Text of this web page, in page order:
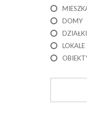
DOMY
DZIAŁKI
LOKALE